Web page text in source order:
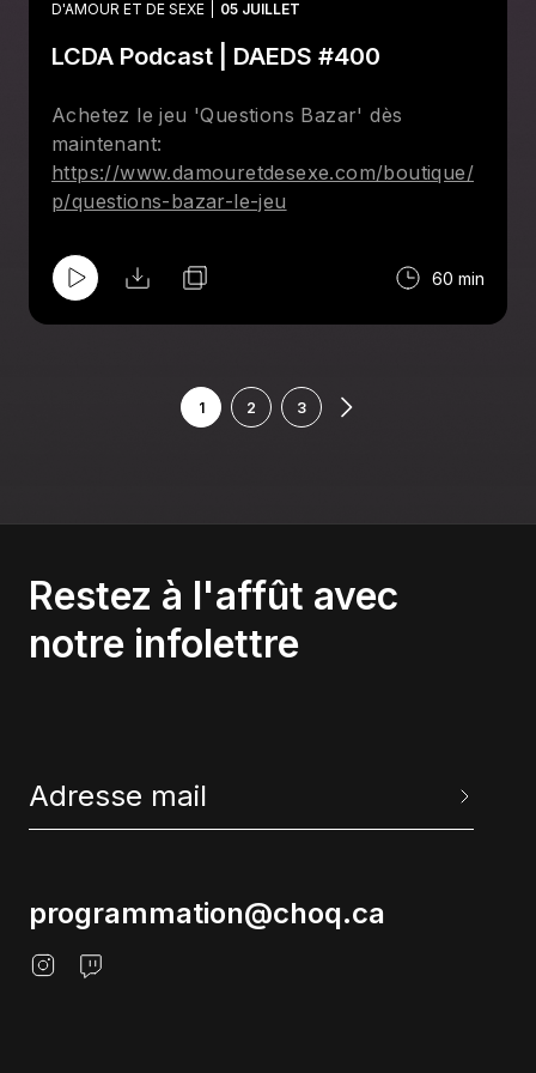
D'AMOUR ET DE SEXE 05 JUILLET
LCDA Podcast | DAEDS #400
Achetez le jeu 'Questions Bazar' dès
maintenant:
https://www.damouretdesexe.com/boutique/
p/questions-bazar-le-jeu
60 min
1 2 3
Restez à l'affût avec
notre infolettre
programmation@choq.ca